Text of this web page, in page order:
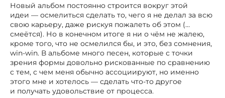
Новый альбом постоянно строится вокруг этой
идеи — осмелиться сделать то, чего я не делал за всю
свою карьеру, даже рискуя пожалеть об этом (…
смеётся). Но в конечном итоге я ни о чём не жалею,
кроме того, что не осмелился бы, и это, без сомнения,
win-win. В альбоме много песен, которые с точки
зрения формы довольно рискованные по сравнению
с тем, с чем меня обычно ассоциируют, но именно
этого мне и хотелось — сделать что-то другое
и получать удовольствие от процесса.